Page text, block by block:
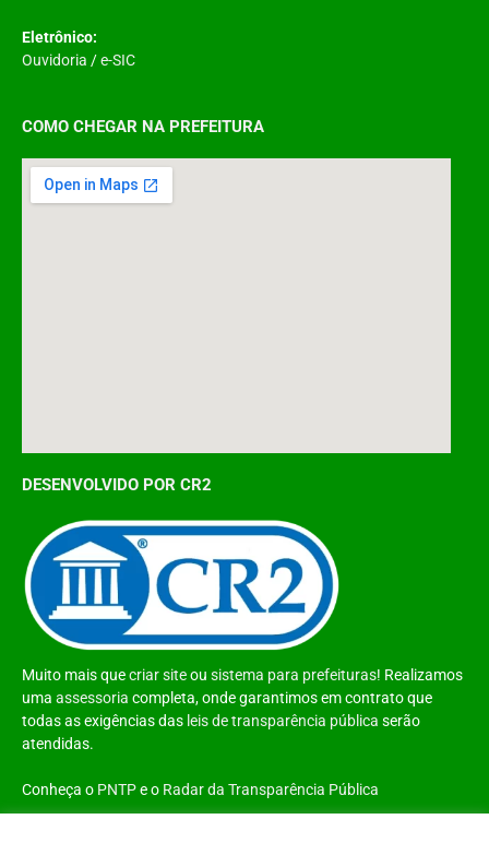
Eletrônico:
Ouvidoria /e-SIC
COMO CHEGAR NA PREFEITURA
DESENVOLVIDO POR CR2
Muito mais quecriar siteou sistema para prefeituras! Realizamos
uma assessoria completa, onde garantimos em contrato que
todas as exigências das leis de transparência pública serão
atendidas.
Conheça o PNTPe o Radar da Transparência Pública